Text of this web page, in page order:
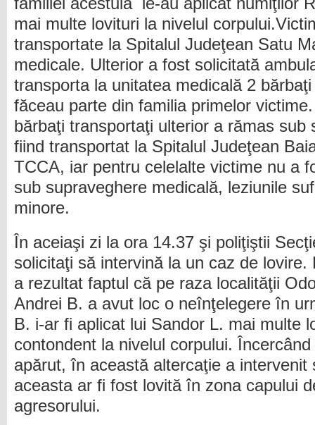
mai multe lovituri la nivelul
transportate la Spitalul Judeţean Satu
medicale. Ulterior a fost solicitată
transporta la unitatea medicală 2
făceau parte din familia primelor
bărbaţi transportaţi ulterior a rămas sub
fiind transportat la Spitalul Judeţean
TCCA, iar pentru celelalte victime nu a
sub supraveghere medicală, leziunile
minore.
În aceiaşi zi la ora 14.37 şi poliţiştii
solicitaţi să intervină la un caz de
a rezultat faptul că pe raza localităţii
Andrei B. a avut loc o neînţelegere în
B. i-ar fi aplicat lui Sandor L. mai multe
contondent la nivelul corpului.
apărut, în această altercaţie a intervenit
aceasta ar fi fost lovită în zona capului
agresorului.